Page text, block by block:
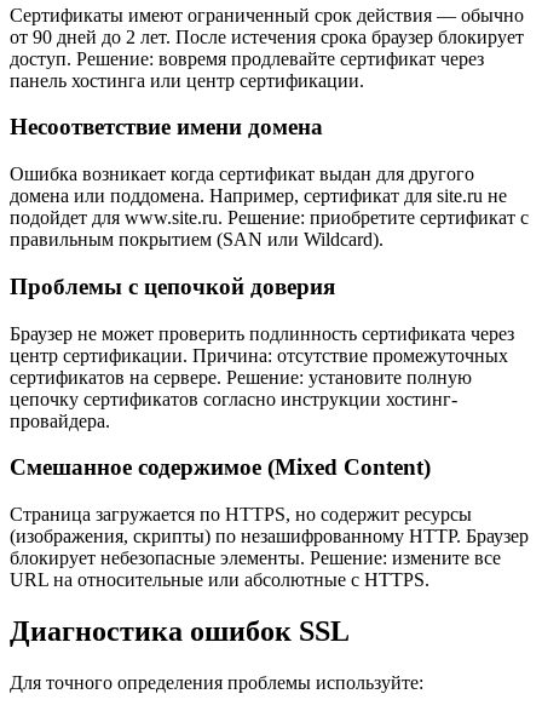
Сертификаты имеют ограниченный срок действия — обычно
от 90 дней до 2 лет. После истечения срока браузер блокирует
доступ. Решение: вовремя продлевайте сертификат через
панель хостинга или центр сертификации.
Несоответствие имени домена
Ошибка возникает когда сертификат выдан для другого
домена или поддомена. Например, сертификат для site.ru не
подойдет для www.site.ru. Решение: приобретите сертификат с
правильным покрытием (SAN или Wildcard).
Проблемы с цепочкой доверия
Браузер не может проверить подлинность сертификата через
центр сертификации. Причина: отсутствие промежуточных
сертификатов на сервере. Решение: установите полную
цепочку сертификатов согласно инструкции хостинг-
провайдера.
Смешанное содержимое (Mixed Content)
Страница загружается по HTTPS, но содержит ресурсы
(изображения, скрипты) по незашифрованному HTTP. Браузер
блокирует небезопасные элементы. Решение: измените все
URL на относительные или абсолютные с HTTPS.
Диагностика ошибок SSL
Для точного определения проблемы используйте: